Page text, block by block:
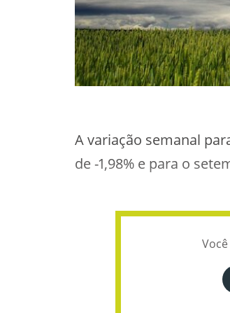
A variação semanal
de -1,98% e para o